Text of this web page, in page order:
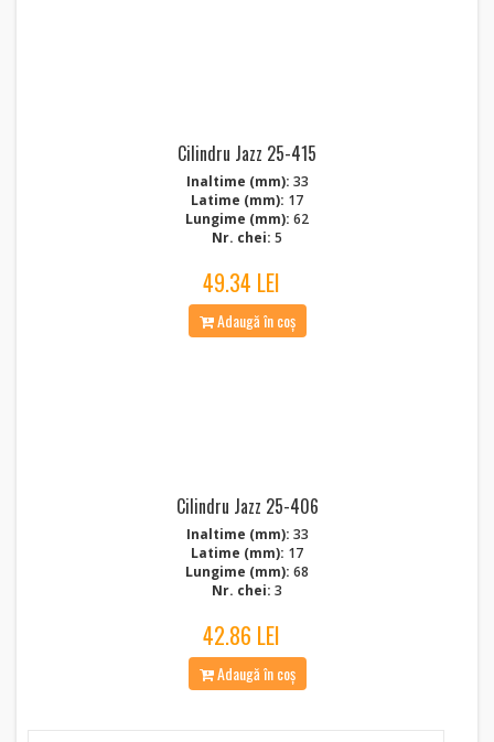
Cilindru Jazz 25-415
Inaltime (mm): 33
Latime (mm): 17
Lungime (mm): 62
Nr. chei: 5
49.34 LEI
Adaugă în coș
Cilindru Jazz 25-406
Inaltime (mm): 33
Latime (mm): 17
Lungime (mm): 68
Nr. chei: 3
42.86 LEI
Adaugă în coș